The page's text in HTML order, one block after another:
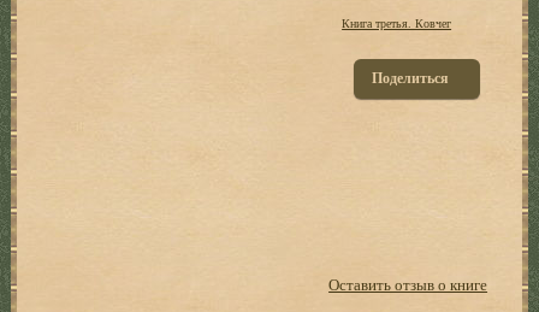
Книга третья. Ковчег
Поделиться
Оставить отзыв о книге